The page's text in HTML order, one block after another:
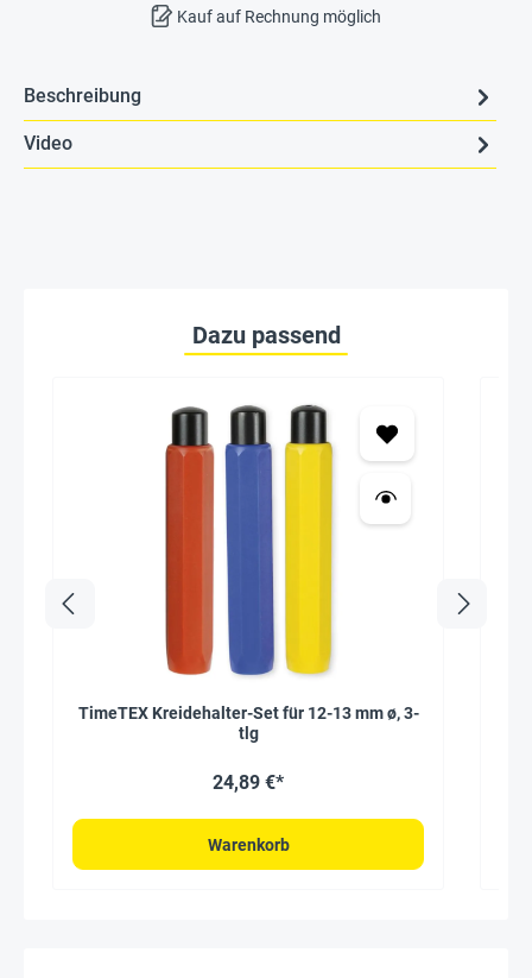
Kauf auf Rechnung möglich
Beschreibung
Video
Dazu passend
TimeTEX Kreidehalter-Set für 12-13 mm ø, 3-
tlg
24,89 €*
Warenkorb